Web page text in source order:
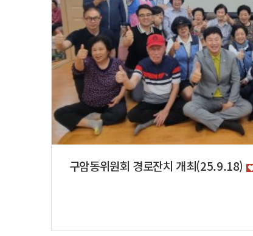
구암동위원회 경로잔치 개최(25.9.18)